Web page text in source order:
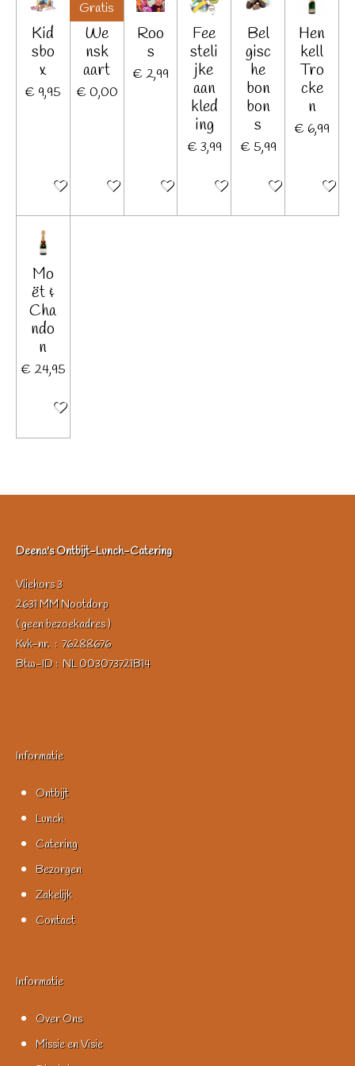
Kid
sbo
x
€ 9,95
In winkelwagen
Gratis
We
nsk
aart
€ 0,00
Bekijk details
Roo
s
€ 2,99
In winkelwagen
Fee
steli
jke
aan
kled
ing
€ 3,99
In winkelwagen
Bel
gisc
he
bon
bon
s
€ 5,99
In winkelwagen
Hen
kell
Tro
cke
n
€ 6,99
In
Mo
ët &
Cha
ndo
n
€ 24,95
In winkelwagen
Deena's Ontbijt-Lunch-Catering
Vliehors 3
2631 MM Nootdorp
( geen bezoekadres )
Kvk-nr. : 76288676
Btw-ID : NL 003073721B14
Informatie
Ontbijt
Lunch
Catering
Bezorgen
Zakelijk
Contact
Informatie
Over Ons
Missie en Visie